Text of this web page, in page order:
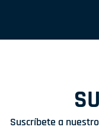
Suscríbete a